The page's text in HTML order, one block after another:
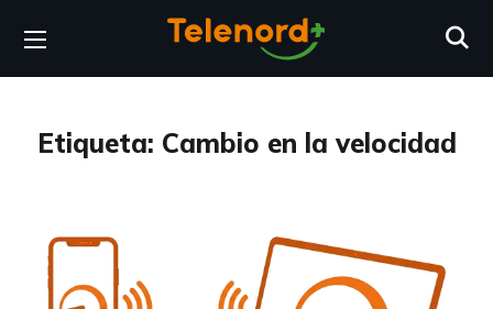
Etiqueta: Cambio en la velocidad